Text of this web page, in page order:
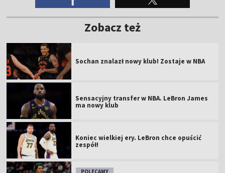
Zobacz też
Sochan znalazł nowy klub! Zostaje w NBA
Sensacyjny transfer w NBA. LeBron James
ma nowy klub
Koniec wielkiej ery. LeBron chce opuścić
zespół!
POLECAMY